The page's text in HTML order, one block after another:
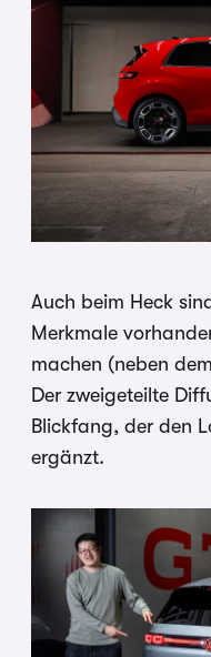
Auch beim Heck
Merkmale
machen (neben
Der zweigeteilte
Blickfang, der den
ergänzt.